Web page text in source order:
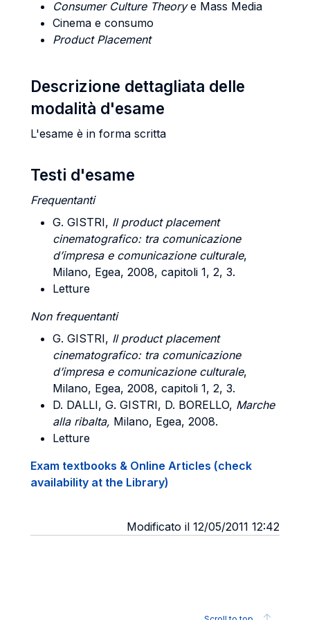
Consumer Culture Theorye Mass Media
Cinema e consumo
Product Placement
Descrizione dettagliata delle
modalità d'esame
L'esame è in forma scritta
Testi d'esame
Frequentanti
G. GISTRI, Il product placement
cinematografico: tra comunicazione
d’impresa e comunicazione culturale,
Milano, Egea, 2008, capitoli 1, 2, 3.
Letture
Non frequentanti
G. GISTRI, Il product placement
cinematografico: tra comunicazione
d’impresa e comunicazione culturale,
Milano, Egea, 2008, capitoli 1, 2, 3.
D. DALLI, G. GISTRI, D. BORELLO, Marche
alla ribalta, Milano, Egea, 2008.
Letture
Exam textbooks & Online Articles (check
availability at the Library)
Modificato il 12/05/2011 12:42